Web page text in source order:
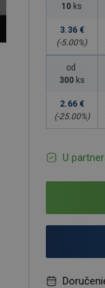
10 ks
3.36 €
(-5.00%)
od
300 ks
2.66 €
(-25.00%)
U